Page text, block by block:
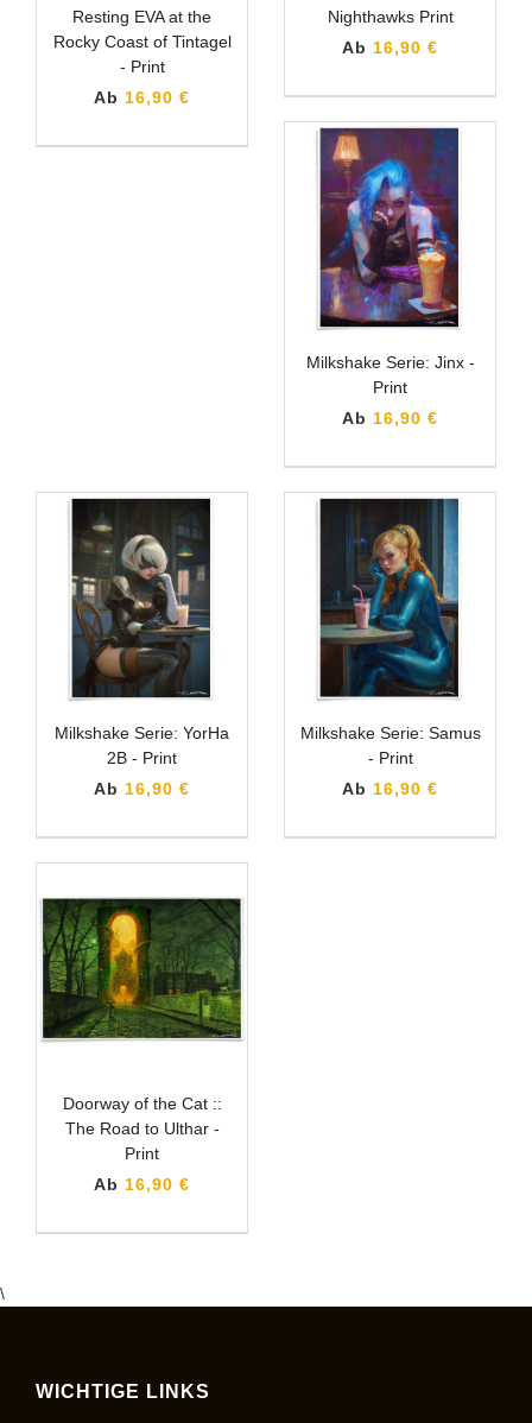
Resting EVA at the
Rocky Coast of Tintagel
- Print
Ab 16,90 €
Nighthawks Print
Ab 16,90 €
Milkshake Serie: Jinx -
Print
Ab 16,90 €
Milkshake Serie: YorHa
2B - Print
Ab 16,90 €
Milkshake Serie: Samus
- Print
Ab 16,90 €
Doorway of the Cat ::
The Road to Ulthar -
Print
Ab 16,90 €
\
WICHTIGE LINKS